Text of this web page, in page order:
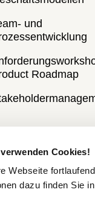
Cookies!
Webseite
dazu finden Sie
und
Roadmap